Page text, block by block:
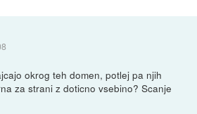
okrog teh domen, potlej pa njih
za strani z doticno vsebino? Scanje